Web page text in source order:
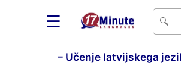
☰
– Učenje latvijskega